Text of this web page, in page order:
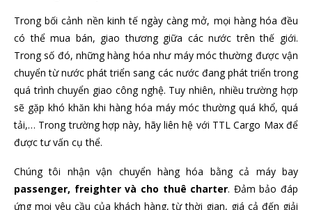
Trong bối cảnh nền kinh tế ngày càng mở, mọi hàng hóa đều
có thể mua bán, giao thương giữa các nước trên thế giới.
Trong số đó, những hàng hóa như máy móc thường được vận
chuyển từ nước phát triển sang các nước đang phát triển trong
quá trình chuyển giao công nghệ. Tuy nhiên, nhiều trường hợp
sẽ gặp khó khăn khi hàng hóa máy móc thường quá khổ, quá
tải,… Trong trường hợp này, hãy liên hệ với TTL Cargo Max để
được tư vấn cụ thể.
Chúng tôi nhận vận chuyển hàng hóa bằng cả máy bay
passenger, freighter và cho thuê charter. Đảm bảo đáp
ứng mọi yêu cầu của khách hàng, từ thời gian, giá cả đến giải